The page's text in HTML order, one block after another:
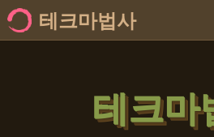
테크마법사
<no value>세트테크마